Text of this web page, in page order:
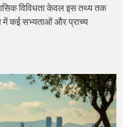
विविधता केवल इस तथ्य तक
में कई सभ्यताओं और प्राच्य